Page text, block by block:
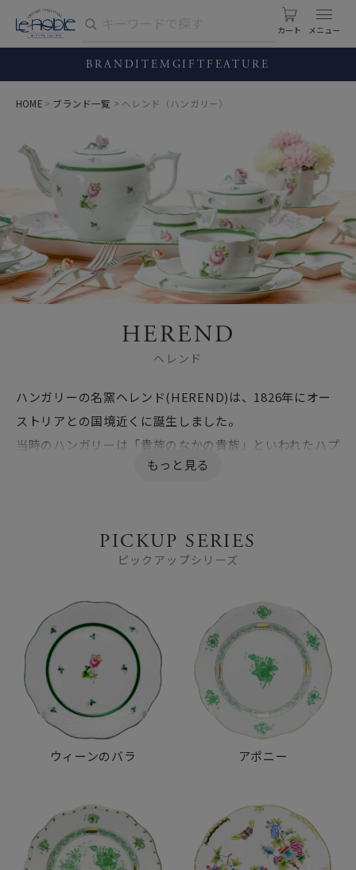
カート
BRANDITEM GIFT FEATURE
HOME ブランド一覧 ヘレンド（ハンガリー）
HEREND
ヘレンド
ハンガリーの名窯ヘレンド(HEREND)は、1826年にオー
ストリアとの国境近くに誕生しました。
当時のハンガリーは「貴族のなかの貴族」といわれたハプ
スブルク家の統治下にあり、ヘレンドもウィーンの宮廷サ
やエリザベート妃をはじめ、多くの王侯貴族に愛され、
ヘレンドの名を広めていきました。
が、ウィンザー城で使用する食器として、ヘレンドのディ
ナーセットを購入したことが、ブランドの知名度を一気
に高めました。
現代にあっても「あつらえの器」としての誇りを失わず、
秘伝の技術を伝承し続けています。
PICKUP SERIES
ピックアップシリーズ
ウィーンのバラ アポニー